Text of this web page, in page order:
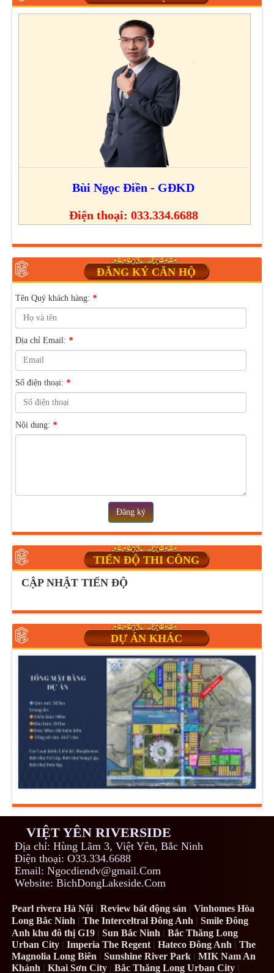
Bùi Ngọc Điền - GĐKD
Điện thoại: 033.334.6688
ĐĂNG KÝ CĂN HỘ
Tên Quý khách hàng: *
Địa chỉ Email: *
Số điện thoại: *
Nội dung: *
Đăng ký
TIẾN ĐỘ THI CÔNG
CẬP NHẬT TIẾN ĐỘ
DỰ ÁN KHÁC
VIỆT YÊN RIVERSIDE
Địa chỉ: Hùng Lãm 3, Việt Yên, Bắc Ninh
Điện thoại: O33.334.6688
Email: Ngocdiendv@gmail.Com
Website: BichDongLakeside.Com
Pearl rivera Hà Nội |Review bất động sản |Vinhomes Hòa
Long Bắc Ninh |The Interceltral Đông Anh |Smile Đông
Anh khu đô thị G19 |Sun Bắc Ninh |Bắc Thăng Long
Urban City |Imperia The Regent |Hateco Đông Anh |The
Magnolia Long Biên |Sunshine River Park |MIK Nam An
Khánh |Khai Sơn City |Bắc Thăng Long Urban City |